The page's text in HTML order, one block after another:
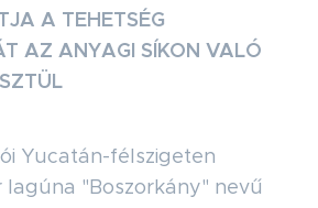
A TEHETSÉG
AZ ANYAGI SÍKON VALÓ
Yucatán-félszigeten
"Boszorkány" nevű